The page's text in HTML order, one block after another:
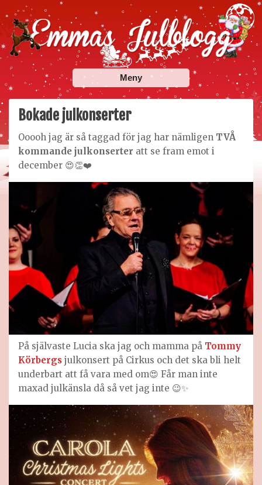
Skip
to
content
Emmas Julblogg
Julbloggar om julnyheter, julklappstips, julkalendrar,
adventskalendrar , julpyssel och julrecept!
Meny
Bokade julkonserter
Ooooh jag är så taggad för jag har nämligen TVÅ
kommande julkonserter att se fram emot i
december 😍👏❤️
På självaste Lucia ska jag och mamma på Tommy
Körbergs julkonsert på Cirkus och det ska bli helt
underbart att få vara med om😍 Får man inte
maxad julkänsla då så vet jag inte 😉✨